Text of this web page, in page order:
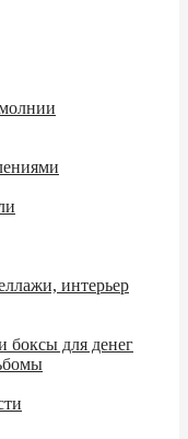
интерьер
для денег